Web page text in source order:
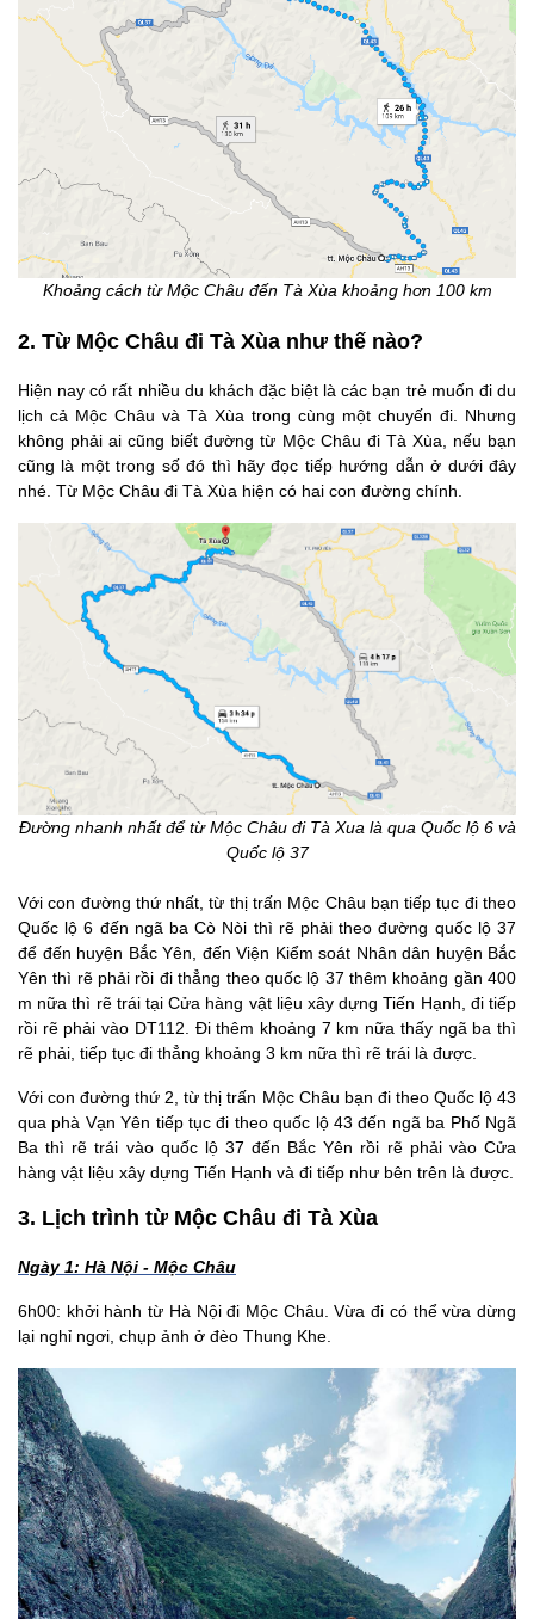
Khoảng cách từ Mộc Châu đến Tà Xùa khoảng hơn 100 km
2. Từ Mộc Châu đi Tà Xùa như thế nào?
Hiện nay có rất nhiều du khách đặc biệt là các bạn trẻ muốn đi du
lịch cả Mộc Châu và Tà Xùa trong cùng một chuyến đi. Nhưng
không phải ai cũng biết đường từ Mộc Châu đi Tà Xùa, nếu bạn
cũng là một trong số đó thì hãy đọc tiếp hướng dẫn ở dưới đây
nhé. Từ Mộc Châu đi Tà Xùa hiện có hai con đường chính.
Đường nhanh nhất để từ Mộc Châu đi Tà Xua là qua Quốc lộ 6 và
Quốc lộ 37
Với con đường thứ nhất, từ thị trấn Mộc Châu bạn tiếp tục đi theo
Quốc lộ 6 đến ngã ba Cò Nòi thì rẽ phải theo đường quốc lộ 37
để đến huyện Bắc Yên, đến Viện Kiểm soát Nhân dân huyện Bắc
Yên thì rẽ phải rồi đi thẳng theo quốc lộ 37 thêm khoảng gần 400
m nữa thì rẽ trái tại Cửa hàng vật liệu xây dựng Tiến Hạnh, đi tiếp
rồi rẽ phải vào DT112. Đi thêm khoảng 7 km nữa thấy ngã ba thì
rẽ phải, tiếp tục đi thẳng khoảng 3 km nữa thì rẽ trái là được.
Với con đường thứ 2, từ thị trấn Mộc Châu bạn đi theo Quốc lộ 43
qua phà Vạn Yên tiếp tục đi theo quốc lộ 43 đến ngã ba Phố Ngã
Ba thì rẽ trái vào quốc lộ 37 đến Bắc Yên rồi rẽ phải vào Cửa
hàng vật liệu xây dựng Tiến Hạnh và đi tiếp như bên trên là được.
3. Lịch trình từ Mộc Châu đi Tà Xùa
Ngày 1: Hà Nội - Mộc Châu
6h00: khởi hành từ Hà Nội đi Mộc Châu. Vừa đi có thể vừa dừng
lại nghỉ ngơi, chụp ảnh ở đèo Thung Khe.